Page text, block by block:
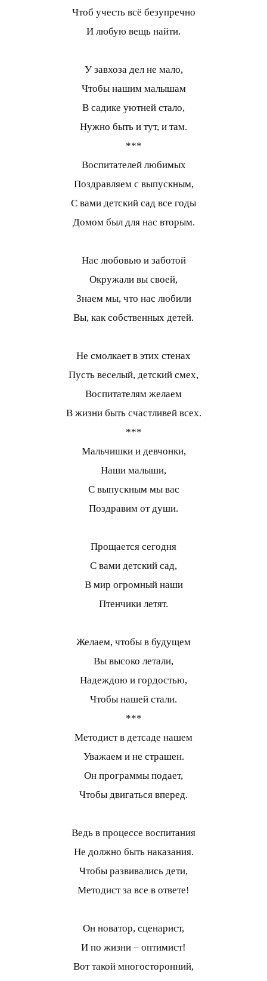
Чтоб учесть всё безупречно
И любую вещь найти.
У завхоза дел не мало,
Чтобы нашим малышам
В садике уютней стало,
Нужно быть и тут, и там.
***
Воспитателей любимых
Поздравляем с выпускным,
С вами детский сад все годы
Домом был для нас вторым.
Нас любовью и заботой
Окружали вы своей,
Знаем мы, что нас любили
Вы, как собственных детей.
Не смолкает в этих стенах
Пусть веселый, детский смех,
Воспитателям желаем
В жизни быть счастливей всех.
***
Мальчишки и девчонки,
Наши малыши,
С выпускным мы вас
Поздравим от души.
Прощается сегодня
С вами детский сад,
В мир огромный наши
Птенчики летят.
Желаем, чтобы в будущем
Вы высоко летали,
Надеждою и гордостью,
Чтобы нашей стали.
***
Методист в детсаде нашем
Уважаем и не страшен.
Он программы подает,
Чтобы двигаться вперед.
Ведь в процессе воспитания
Не должно быть наказания.
Чтобы развивались дети,
Методист за все в ответе!
Он новатор, сценарист,
И по жизни – оптимист!
Вот такой многосторонний,